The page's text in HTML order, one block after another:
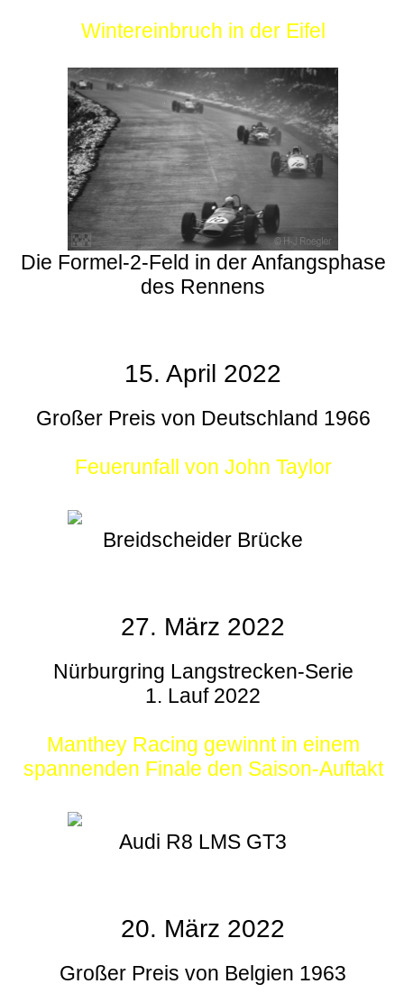
Wintereinbruch in der Eifel
Die Formel-2-Feld in der Anfangsphase
des Rennens
15. April 2022
Großer Preis von Deutschland 1966
Feuerunfall von John Taylor
Breidscheider Brücke
27. März 2022
Nürburgring Langstrecken-Serie
1. Lauf 2022
Manthey Racing gewinnt in einem
spannenden Finale den Saison-Auftakt
Audi R8 LMS GT3
20. März 2022
Großer Preis von Belgien 1963